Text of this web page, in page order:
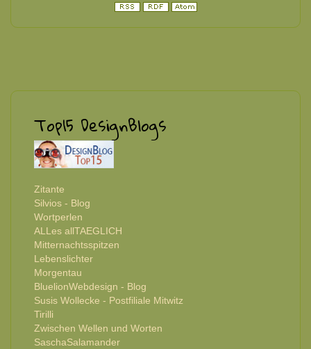
Top15 DesignBlogs
Zitante
Silvios - Blog
Wortperlen
ALLes allTAEGLICH
Mitternachtsspitzen
Lebenslichter
Morgentau
BluelionWebdesign - Blog
Susis Wollecke - Postfiliale Mitwitz
Tirilli
Zwischen Wellen und Worten
SaschaSalamander